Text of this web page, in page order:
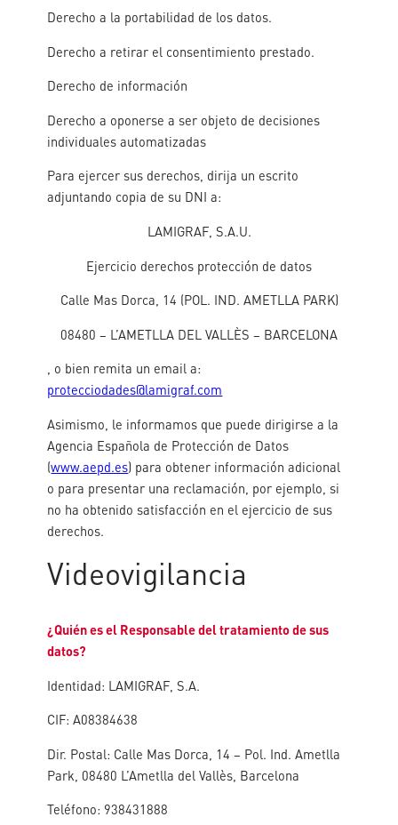
Derecho a la portabilidad de los datos.
Derecho a retirar el consentimiento prestado.
Derecho de información
Derecho a oponerse a ser objeto de decisiones
individuales automatizadas
Para ejercer sus derechos, dirija un escrito
adjuntando copia de su DNI a:
LAMIGRAF, S.A.U.
Ejercicio derechos protección de datos
Calle Mas Dorca, 14 (POL. IND. AMETLLA PARK)
08480 – L’AMETLLA DEL VALLÈS – BARCELONA
, o bien remita un email a:
protecciodades@lamigraf.com
Asimismo, le informamos que puede dirigirse a la
Agencia Española de Protección de Datos
(www.aepd.es) para obtener información adicional
o para presentar una reclamación, por ejemplo, si
no ha obtenido satisfacción en el ejercicio de sus
derechos.
Videovigilancia
¿Quién es el Responsable del tratamiento de sus
datos?
Identidad: LAMIGRAF, S.A.
CIF: A08384638
Dir. Postal: Calle Mas Dorca, 14 – Pol. Ind. Ametlla
Park, 08480 L’Ametlla del Vallès, Barcelona
Teléfono: 938431888